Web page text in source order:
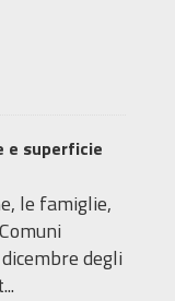
e superficie
le famiglie,
degli